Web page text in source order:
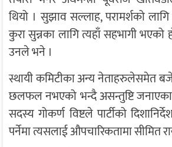
थियो । सुझाव सल्लाह, परामर्शको
कुरा सुन्नका लागि त्यहाँ सहभागी भएको
उनले भने ।
स्थायी कमिटीका अन्य नेताहरुलेसमेत
छलफल नभएको भन्दै असन्तुष्टि
सदस्य गोकर्ण विष्टले पार्टीको
पर्नेमा त्यसलाई औपचारिकतामा सीमित